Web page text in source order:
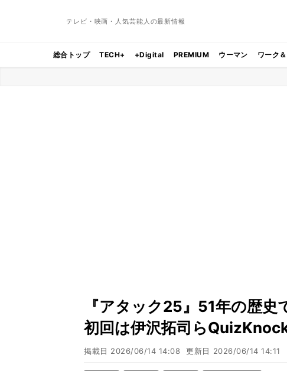
テレビ・映画・人気芸能人の最新情報
総合トップ TECH+ +Digital PREMIUM ウーマン ワーク
『アタック25』51年の歴
初回は伊沢拓司ら
掲載日 2026/06/14 14:08 更新日 2026/06/14 14:11